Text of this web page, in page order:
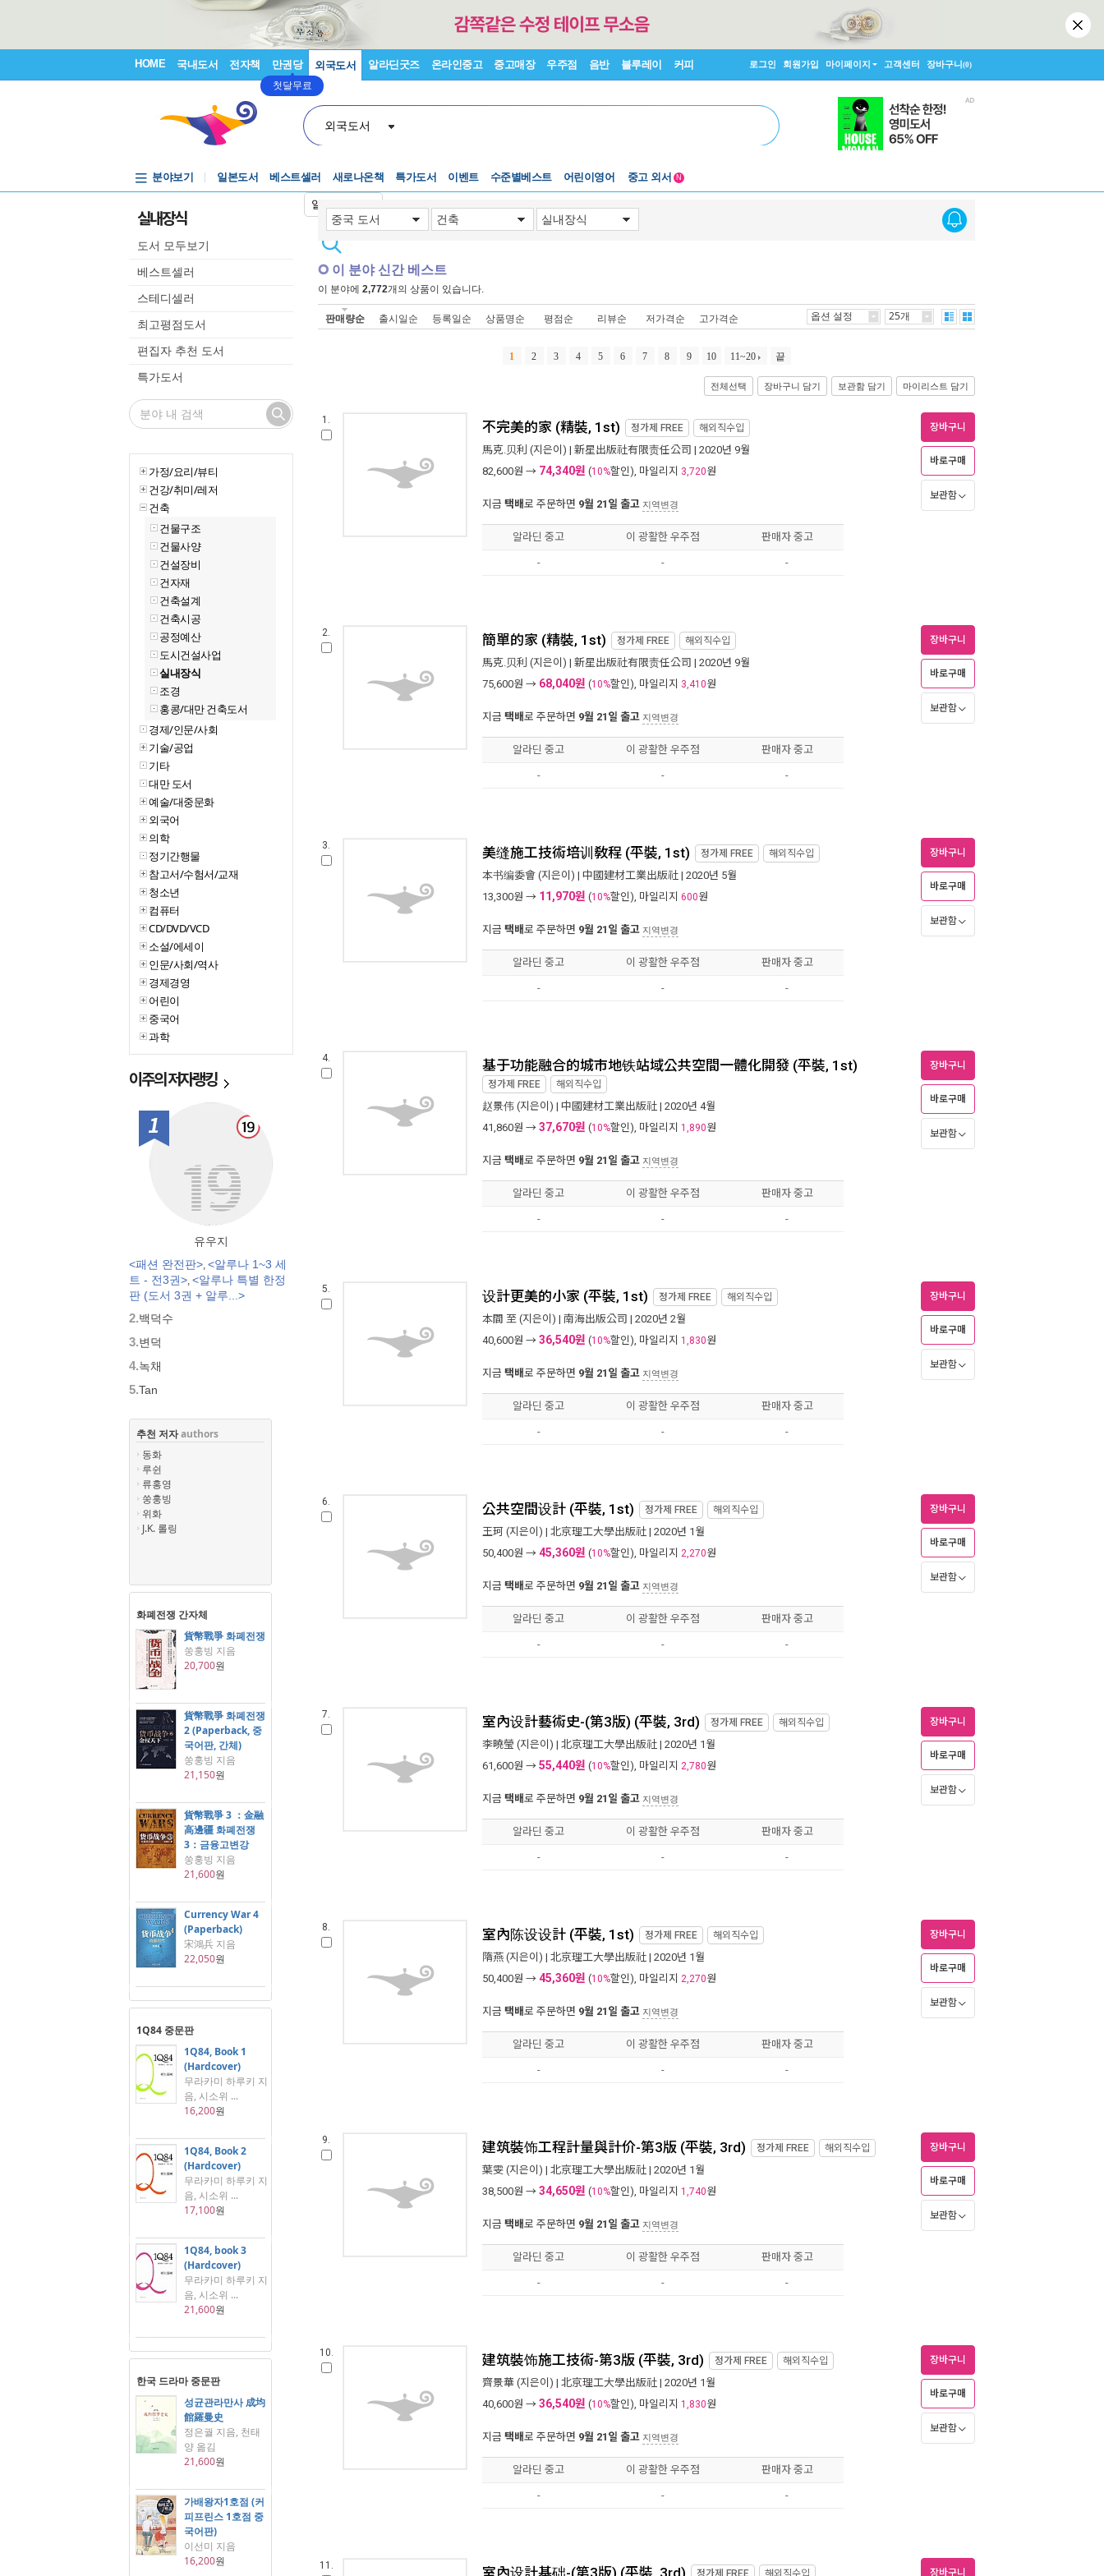
HOME 국내도서 전자책 만권당
첫달무료
외국도서 알라딘굿즈 온라인중고 중고매장 우주점 음반 블루레이 커피 로그인 회원가입 마이페이지 고객센터 장바구니(0)
외국도서
일본어입력기
분야보기 일본도서 베스트셀러 새로나온책 특가도서 이벤트
수준별베스트
Lexile®
수준별베스트
어린이영어
중고 외서
5백원부터
중고 외서
N
실내장식
도서 모두보기
베스트셀러
스테디셀러
최고평점도서
편집자 추천 도서
특가도서
가정/요리/뷰티
건강/취미/레저
건축
건물구조
건물사양
건설장비
건자재
건축설계
건축시공
공정예산
도시건설사업
실내장식
조경
홍콩/대만 건축도서
경제/인문/사회
기술/공업
기타
대만 도서
예술/대중문화
외국어
의학
정기간행물
참고서/수험서/교재
청소년
컴퓨터
CD/DVD/VCD
소설/에세이
인문/사회/역사
경제경영
어린이
중국어
과학
이주의저자랭킹
1위
유우지
<패션 완전판>, <알루나 1~3 세
트 - 전3권>, <알루나 특별 한정
판 (도서 3권 + 알루...>
2.백덕수
3.변덕
4.녹채
5.Tan
추천 저자authors
동화
루쉰
류홍영
쑹훙빙
위화
J.K. 롤링
화폐전쟁 간자체
貨幣戰爭 화폐전쟁
쑹훙빙 지음
20,700원
貨幣戰爭 화폐전쟁
2 (Paperback, 중
국어판, 간체)
쑹훙빙 지음
21,150원
貨幣戰爭 3 ：金融
高邊疆 화폐전쟁
3：금융고변강
쑹훙빙 지음
21,600원
Currency War 4
(Paperback)
宋鴻兵 지음
22,050원
1Q84 중문판
1Q84, Book 1
(Hardcover)
무라카미 하루키 지
음, 시소위 ...
16,200원
1Q84, Book 2
(Hardcover)
무라카미 하루키 지
음, 시소위 ...
17,100원
1Q84, book 3
(Hardcover)
무라카미 하루키 지
음, 시소위 ...
21,600원
한국 드라마 중문판
성균관라만사 成均
館羅曼史
정은궐 지음, 천태
양 옮김
21,600원
가배왕자1호점 (커
피프린스 1호점 중
국어판)
이선미 지음
16,200원
이 분야 신간 베스트
이 분야에 2,772개의 상품이 있습니다.
판매량순 출시일순 등록일순 상품명순 평점순 리뷰순 저가격순 고가격순 옵션 설정 25개
1 2 3 4 5 6 7 8 9 10 11~20 끝
전체선택 장바구니 담기 보관함 담기 마이리스트 담기
1. 不完美的家 (精裝, 1st) 정가제 FREE 해외직수입
馬克.贝利 (지은이) | 新星出版社有限责任公司 | 2020년 9월
82,600원 → 74,340원 (10%할인), 마일리지 3,720원
지금 택배로 주문하면 9월 21일 출고 지역변경
장바구니
바로구매
보관함
알라딘 중고 이 광활한 우주점 판매자 중고
- - -
2. 簡單的家 (精裝, 1st) 정가제 FREE 해외직수입
馬克.贝利 (지은이) | 新星出版社有限责任公司 | 2020년 9월
75,600원 → 68,040원 (10%할인), 마일리지 3,410원
지금 택배로 주문하면 9월 21일 출고 지역변경
장바구니
바로구매
보관함
알라딘 중고 이 광활한 우주점 판매자 중고
- - -
3. 美缝施工技術培训敎程 (平裝, 1st) 정가제 FREE 해외직수입
本书编委會 (지은이) | 中國建材工業出版社 | 2020년 5월
13,300원 → 11,970원 (10%할인), 마일리지 600원
지금 택배로 주문하면 9월 21일 출고 지역변경
장바구니
바로구매
보관함
알라딘 중고 이 광활한 우주점 판매자 중고
- - -
4. 基于功能融合的城市地铁站域公共空間一體化開發 (平裝, 1st)
정가제 FREE 해외직수입
赵景伟 (지은이) | 中國建材工業出版社 | 2020년 4월
41,860원 → 37,670원 (10%할인), 마일리지 1,890원
지금 택배로 주문하면 9월 21일 출고 지역변경
장바구니
바로구매
보관함
알라딘 중고 이 광활한 우주점 판매자 중고
- - -
5. 设計更美的小家 (平裝, 1st) 정가제 FREE 해외직수입
本間 至 (지은이) | 南海出版公司 | 2020년 2월
40,600원 → 36,540원 (10%할인), 마일리지 1,830원
지금 택배로 주문하면 9월 21일 출고 지역변경
장바구니
바로구매
보관함
알라딘 중고 이 광활한 우주점 판매자 중고
- - -
6. 公共空間设計 (平裝, 1st) 정가제 FREE 해외직수입
王珂 (지은이) | 北京理工大學出版社 | 2020년 1월
50,400원 → 45,360원 (10%할인), 마일리지 2,270원
지금 택배로 주문하면 9월 21일 출고 지역변경
장바구니
바로구매
보관함
알라딘 중고 이 광활한 우주점 판매자 중고
- - -
7. 室內设計藝術史-(第3版) (平裝, 3rd) 정가제 FREE 해외직수입
李曉瑩 (지은이) | 北京理工大學出版社 | 2020년 1월
61,600원 → 55,440원 (10%할인), 마일리지 2,780원
지금 택배로 주문하면 9월 21일 출고 지역변경
장바구니
바로구매
보관함
알라딘 중고 이 광활한 우주점 판매자 중고
- - -
8. 室內陈设设計 (平裝, 1st) 정가제 FREE 해외직수입
隋燕 (지은이) | 北京理工大學出版社 | 2020년 1월
50,400원 → 45,360원 (10%할인), 마일리지 2,270원
지금 택배로 주문하면 9월 21일 출고 지역변경
장바구니
바로구매
보관함
알라딘 중고 이 광활한 우주점 판매자 중고
- - -
9. 建筑裝饰工程計量與計价-第3版 (平裝, 3rd) 정가제 FREE 해외직수입
葉雯 (지은이) | 北京理工大學出版社 | 2020년 1월
38,500원 → 34,650원 (10%할인), 마일리지 1,740원
지금 택배로 주문하면 9월 21일 출고 지역변경
장바구니
바로구매
보관함
알라딘 중고 이 광활한 우주점 판매자 중고
- - -
10. 建筑裝饰施工技術-第3版 (平裝, 3rd) 정가제 FREE 해외직수입
齊景華 (지은이) | 北京理工大學出版社 | 2020년 1월
40,600원 → 36,540원 (10%할인), 마일리지 1,830원
지금 택배로 주문하면 9월 21일 출고 지역변경
장바구니
바로구매
보관함
알라딘 중고 이 광활한 우주점 판매자 중고
- - -
11. 室內设計基础-(第3版) (平裝, 3rd) 정가제 FREE 해외직수입 장바구니